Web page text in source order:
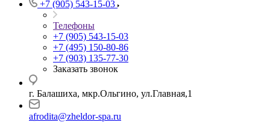
+7 (905) 543-15-03
Телефоны
+7 (905) 543-15-03
+7 (495) 150-80-86
+7 (903) 135-77-30
Заказать звонок
г. Балашиха, мкр.Ольгино, ул.Главная,1
afrodita@zheldor-spa.ru